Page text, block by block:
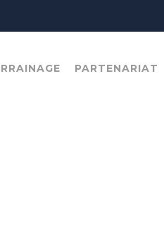
PARTENARIAT